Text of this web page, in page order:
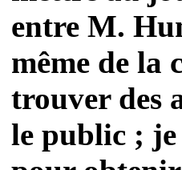
entre M.
même de la
trouver des
le public ;